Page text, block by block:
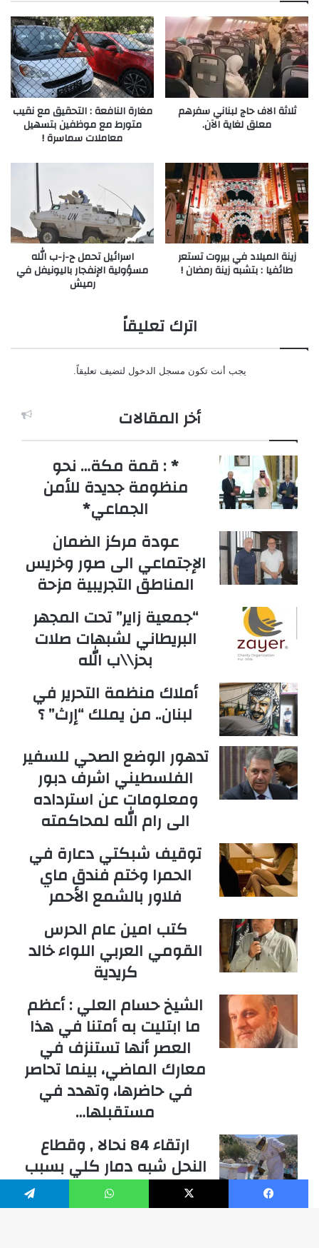
ثلاثة الاف حاج لبناني سفرهم
معلق لغاية الآن.
مغارة النافعة : التحقيق مع نقيب
متورط مع موظفين بتسهيل
معاملات سماسرة !
زينة الميلاد في بيروت تستعر
طائفيا : بتشبه زينة رمضان !
اسرائيل تحمل ح-ز-ب الله
مسؤولية الإنفجار باليونيفل في
رميش
اترك تعليقاً
يجب أنت تكون مسجل الدخول لتضيف تعليقاً.
أخر المقالات
* : قمة مكة… نحو
منظومة جديدة للأمن
الجماعي*
عودة مركز الضمان
الإجتماعي الى صور وخريس
المناطق التجريبية مزحة
“جمعية زاير” تحت المجهر
البريطاني لشبهات صلات
بحز\\ب الله
أملاك منظمة التحرير في
لبنان.. من يملك “إرث” ؟
تدهور الوضع الصحي للسفير
الفلسطيني اشرف دبور
ومعلومات عن استرداده
الى رام الله لمحاكمته
توقيف شبكتي دعارة في
الحمرا وختم فندق ماي
فلاور بالشمع الأحمر
كتب امين عام الحرس
القومي العربي اللواء خالد
كريدية
الشيخ حسام العلي : أعظم
ما ابتليت به أمتنا في هذا
العصر أنها تستنزف في
معارك الماضي، بينما تحاصر
في حاضرها، وتهدد في
مستقبلها…
ارتقاء 84 نحالا , وقطاع
النحل شبه دمار كلي بسبب
الحرب في جنوب لبنان
والخسائر بملايين الدولارات
فيسبوك ‫X واتساب تيلقرام